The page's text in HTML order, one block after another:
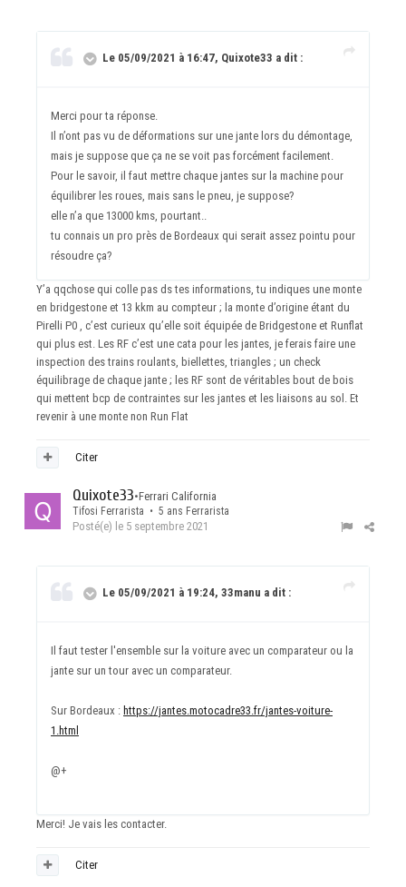
Le 05/09/2021 à 16:47, Quixote33 a dit :
Merci pour ta réponse.
Il n’ont pas vu de déformations sur une jante lors du démontage,
mais je suppose que ça ne se voit pas forcément facilement.
Pour le savoir, il faut mettre chaque jantes sur la machine pour
équilibrer les roues, mais sans le pneu, je suppose?
elle n’a que 13000 kms, pourtant..
tu connais un pro près de Bordeaux qui serait assez pointu pour
résoudre ça?
Y’a qqchose qui colle pas ds tes informations, tu indiques une monte
en bridgestone et 13 kkm au compteur ; la monte d’origine étant du
Pirelli P0 , c’est curieux qu’elle soit équipée de Bridgestone et Runflat
qui plus est. Les RF c’est une cata pour les jantes, je ferais faire une
inspection des trains roulants, biellettes, triangles ; un check
équilibrage de chaque jante ; les RF sont de véritables bout de bois
qui mettent bcp de contraintes sur les jantes et les liaisons au sol. Et
revenir à une monte non Run Flat
Citer
Quixote33•Ferrari California
Tifosi Ferrarista • 5 ans Ferrarista
Posté(e) le 5 septembre 2021
Le 05/09/2021 à 19:24, 33manu a dit :
Il faut tester l'ensemble sur la voiture avec un comparateur ou la
jante sur un tour avec un comparateur.
Sur Bordeaux : https://jantes.motocadre33.fr/jantes-voiture-
1.html
@+
Merci! Je vais les contacter.
Citer